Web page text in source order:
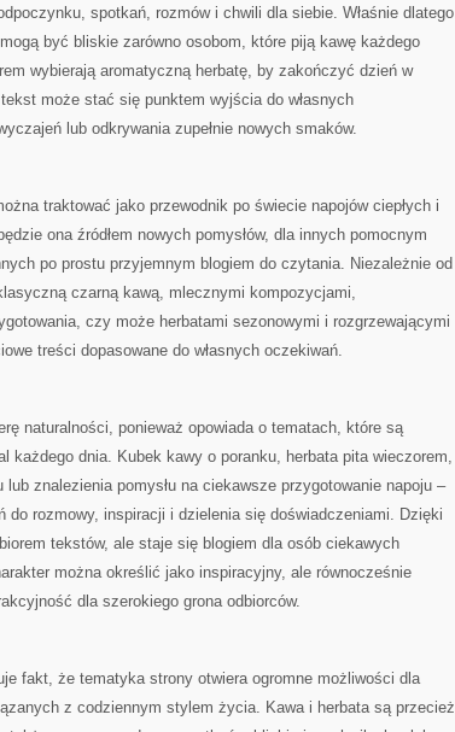
spotkań, rozmów i chwili dla siebie. Właśnie dlatego
być bliskie zarówno osobom, które piją kawę każdego
wybierają aromatyczną herbatę, by zakończyć dzień w
może stać się punktem wyjścia do własnych
lub odkrywania zupełnie nowych smaków.
traktować jako przewodnik po świecie napojów ciepłych i
ona źródłem nowych pomysłów, dla innych pomocnym
po prostu przyjemnym blogiem do czytania. Niezależnie od
czarną kawą, mlecznymi kompozycjami,
czy może herbatami sezonowymi i rozgrzewającymi
treści dopasowane do własnych oczekiwań.
naturalności, ponieważ opowiada o tematach, które są
każdego dnia. Kubek kawy o poranku, herbata pita wieczorem,
znalezienia pomysłu na ciekawsze przygotowanie napoju –
do rozmowy, inspiracji i dzielenia się doświadczeniami. Dzięki
tekstów, ale staje się blogiem dla osób ciekawych
można określić jako inspiracyjny, ale równocześnie
dla szerokiego grona odbiorców.
fakt, że tematyka strony otwiera ogromne możliwości dla
z codziennym stylem życia. Kawa i herbata są przecież